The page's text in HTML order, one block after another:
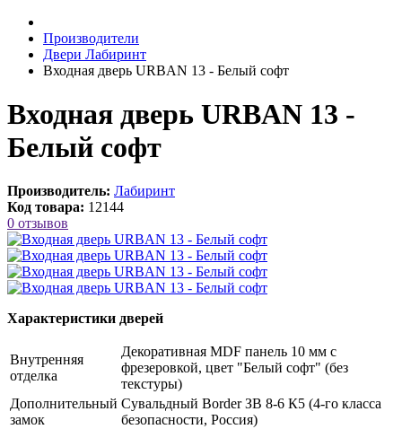
Производители
Двери Лабиринт
Входная дверь URBAN 13 - Белый софт
Входная дверь URBAN 13 -
Белый софт
Производитель: Лабиринт
Код товара: 12144
0 отзывов
Характеристики дверей
Внутренняя
отделка
Декоративная MDF панель 10 мм с
фрезеровкой, цвет "Белый софт" (без
текстуры)
Дополнительный
замок
Сувальдный Border ЗВ 8-6 К5 (4-го класса
безопасности, Россия)